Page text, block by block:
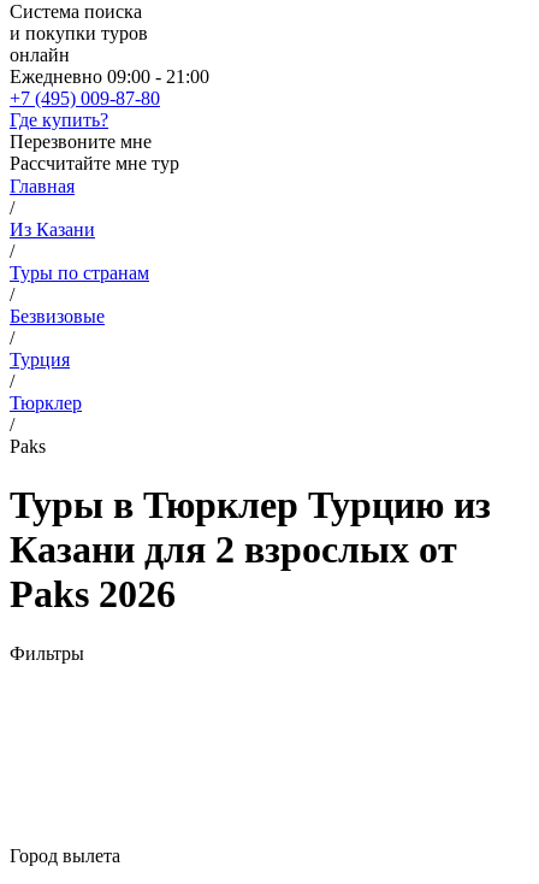
Система поиска
и покупки туров
онлайн
Ежедневно 09:00 - 21:00
+7 (495) 009-87-80
Где купить?
Перезвоните мне
Рассчитайте мне тур
Главная
/
Из Казани
/
Туры по странам
/
Безвизовые
/
Турция
/
Тюрклер
/
Paks
Туры в Тюрклер Турцию из
Казани для 2 взрослых от
Paks 2026
Фильтры
Город вылета